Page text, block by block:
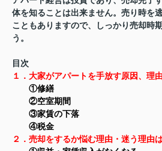
体を知ることは出来ません。売り時を
こともありますので、しっかり売却時
う。
目次
１．大家がアパートを手放す原因、理
①修繕
②空室期間
③家賃の下落
④税金
２．売却をするか悩む理由・迷う理由